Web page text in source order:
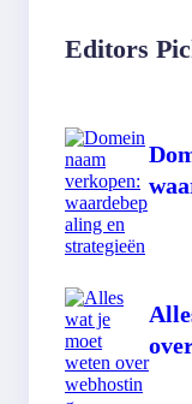
Editors